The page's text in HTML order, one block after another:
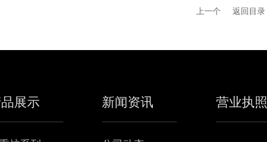
上一个 返回目录
展示 新闻资讯 营业执照